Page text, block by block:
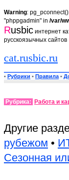
Warning:
"phppgadmin" in /var/
Rusbic интернет
русскоязычных сайтов
cat.rusbic.ru
• Рубрики • Правила •
Рубрика: Работа и
Другие
рубежом •
Сезонная